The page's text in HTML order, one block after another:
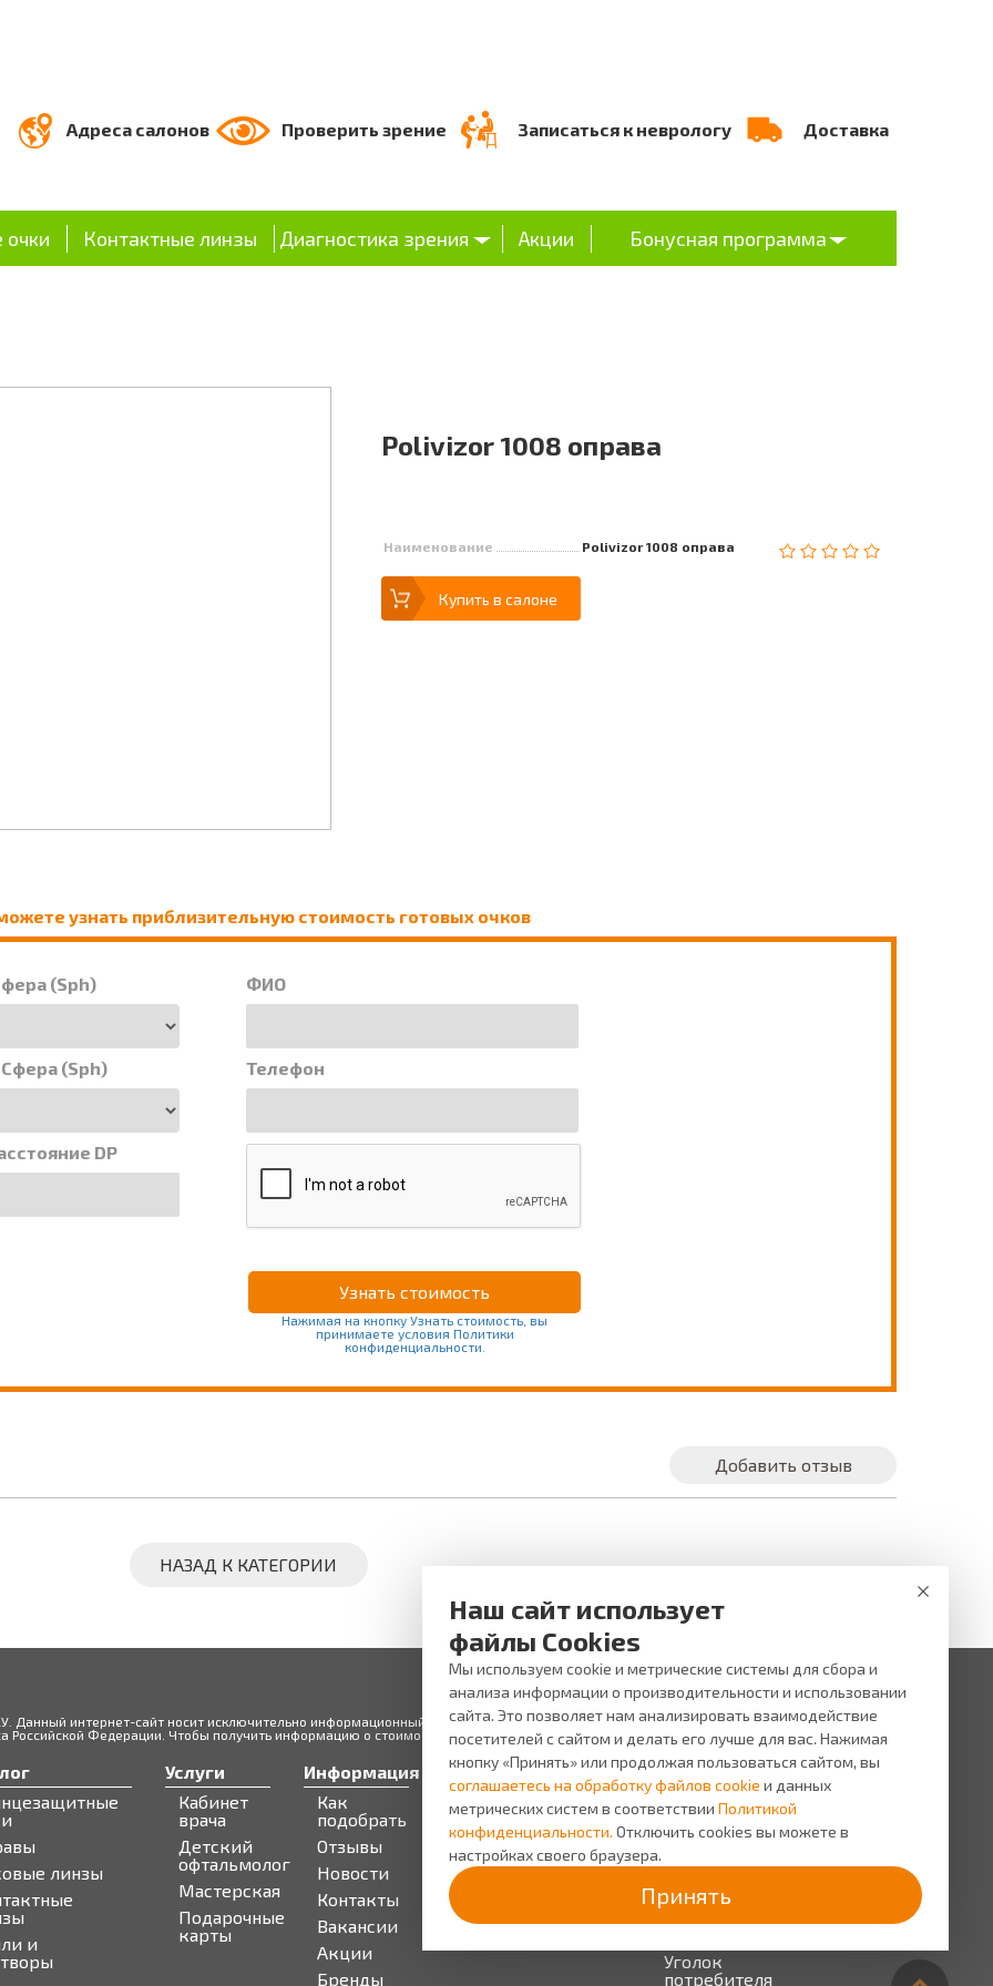
Адреса салонов Проверить зрение Записаться к неврологу Доставка
Контактные линзы Диагностика зрения Акции Бонусная программа
Polivizor 1008 оправа
Наименование Polivizor 1008 оправа
Купить в салоне
узнать приблизительную стоимость готовых очков
(Sph)
Сфера (Sph)
DP
ФИО
Телефон
Нажимая на кнопку Узнать стоимость, вы
принимаете условия Политики
конфиденциальности.
Добавить отзыв
НАЗАД К КАТЕГОРИИ
интернет-сайт носит исключительно информационный характер и ни при каких условиях не является публичной офертой,
Российской Федерации. Чтобы получить информацию о стоимости товаров и услуг, пожалуйста, обращайтесь в салоны оптики ВИЖУ.
линзы
и
Услуги
Кабинет
врача
Детский
офтальмолог
Мастерская
Подарочные
карты
Информация
Как
подобрать
Отзывы
Новости
Контакты
Вакансии
Акции
Бренды
Сервисы
Запись на прием
Бонусная
программа
О компании
О
компании
Новости
Прайс-
Уголок
потребителя
Наш сайт использует
файлы Cookies
Мы используем cookie и метрические системы для сбора и
анализа информации о производительности и использовании
сайта. Это позволяет нам анализировать взаимодействие
посетителей с сайтом и делать его лучше для вас. Нажимая
кнопку «Принять» или продолжая пользоваться сайтом, вы
соглашаетесь на обработку файлов cookie и данных
метрических систем в соответствии Политикой
конфиденциальности. Отключить cookies вы можете в
настройках своего браузера.
Принять